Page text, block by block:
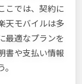
こでは、契約に
天モバイルは多
最適なプランを
書や支払い情報